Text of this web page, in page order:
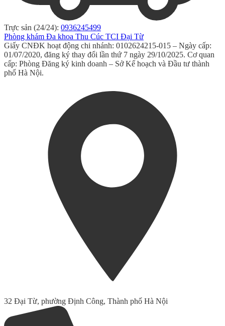
Trực sản (24/24): 0936245499
Phòng khám Đa khoa Thu Cúc TCI Đại Từ
Giấy CNĐK hoạt động chi nhánh: 0102624215-015 – Ngày cấp:
01/07/2020, đăng ký thay đổi lần thứ 7 ngày 29/10/2025. Cơ quan
cấp: Phòng Đăng ký kinh doanh – Sở Kế hoạch và Đầu tư thành
phố Hà Nội.
32 Đại Từ, phường Định Công, Thành phố Hà Nội